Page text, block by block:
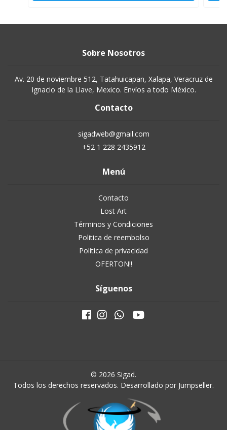
Sobre Nosotros
Av. 20 de noviembre 512, Tatahuicapan, Xalapa, Veracruz de
Ignacio de la Llave, Mexico. Envíos a todo México.
Contacto
sigadweb@gmail.com
+52 1 228 2435912
Menú
Contacto
Lost Art
Términos y Condiciones
Politica de reembolso
Política de privacidad
OFERTON!!
Síguenos
© 2026 Sigad.
Todos los derechos reservados. Desarrollado por Jumpseller.